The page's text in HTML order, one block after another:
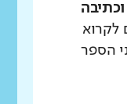
לקרוא
הספר